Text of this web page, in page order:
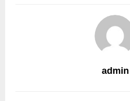
admin